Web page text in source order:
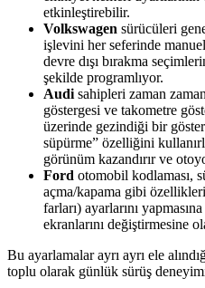
etkinleştirebilir.
Volkswagen sürücüleri
işlevini her seferinde
devre dışı bırakma
şekilde programlıyor.
Audi sahipleri zaman
göstergesi ve takometre
üzerinde gezindiği bir
süpürme” özelliğini
görünüm kazandırır ve
Ford otomobil kodlaması,
açma/kapama gibi
farları) ayarlarını
ekranlarını değiştirmesine
Bu ayarlamalar ayrı ayrı ele
toplu olarak günlük sürüş